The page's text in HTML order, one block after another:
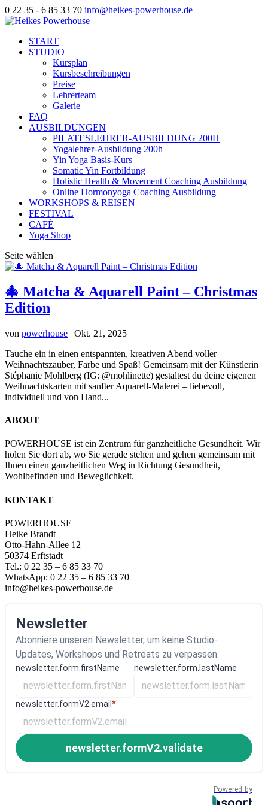
0 22 35 - 6 85 33 70 info@heikes-powerhouse.de
START
STUDIO
Kursplan
Kursbeschreibungen
Preise
Lehrerteam
Galerie
FAQ
AUSBILDUNGEN
PILATESLEHRER-AUSBILDUNG 200H
Yogalehrer-Ausbildung 200h
Yin Yoga Basis-Kurs
Somatic Yin Fortbildung
Holistic Health & Movement Coaching Ausbildung
Online Hormonyoga Coaching Ausbildung
WORKSHOPS & REISEN
FESTIVAL
CAFÉ
Yoga Shop
Seite wählen
🎄 Matcha & Aquarell Paint – Christmas
Edition
von powerhouse | Okt. 21, 2025
Tauche ein in einen entspannten, kreativen Abend voller
Weihnachtszauber, Farbe und Spaß! Gemeinsam mit der Künstlerin
Stéphanie Mohlberg (IG: @mohlinette) gestaltest du deine eigenen
Weihnachtskarten mit sanfter Aquarell-Malerei – liebevoll,
individuell und von Hand...
ABOUT
POWERHOUSE ist ein Zentrum für ganzheitliche Gesundheit. Wir
holen Sie dort ab, wo Sie gerade stehen und gehen gemeinsam mit
Ihnen einen ganzheitlichen Weg in Richtung Gesundheit,
Wohlbefinden und Beweglichkeit.
KONTAKT
POWERHOUSE
Heike Brandt
Otto-Hahn-Allee 12
50374 Erftstadt
Tel.: 0 22 35 – 6 85 33 70
WhatsApp: 0 22 35 – 6 85 33 70
info@heikes-powerhouse.de
Newsletter
Abonniere unseren Newsletter, um keine Studio-
Updates, Workshops und Retreats zu verpassen.
newsletter.form.firstName newsletter.form.lastName
newsletter.formV2.email *
newsletter.formV2.validate
Powered by